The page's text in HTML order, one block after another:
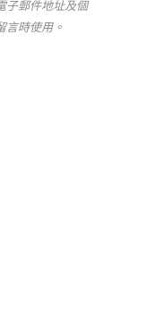
子郵件地址及個
言時使用。